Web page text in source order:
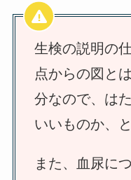
生検の説明の
点からの図と
分なので、は
いいものか、
また、血尿に